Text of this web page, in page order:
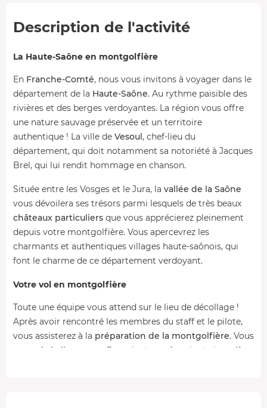
Description de l'activité
La Haute-Saône en montgolfière
En Franche-Comté, nous vous invitons à voyager dans le
département de la Haute-Saône. Au rythme paisible des
rivières et des berges verdoyantes. La région vous offre
une nature sauvage préservée et un territoire
authentique ! La ville de Vesoul, chef-lieu du
département, qui doit notamment sa notoriété à Jacques
Brel, qui lui rendit hommage en chanson.
Située entre les Vosges et le Jura, la vallée de la Saône
vous dévoilera ses trésors parmi lesquels de très beaux
châteaux particuliers que vous apprécierez pleinement
depuis votre montgolfière. Vous apercevrez les
charmants et authentiques villages haute-saônois, qui
font le charme de ce département verdoyant.
Votre vol en montgolfière
Toute une équipe vous attend sur le lieu de décollage !
Après avoir rencontré les membres du staff et le pilote,
vous assisterez à la préparation de la montgolfière. Vous
verrez le ballon se gonfler minute après minute jusqu'à